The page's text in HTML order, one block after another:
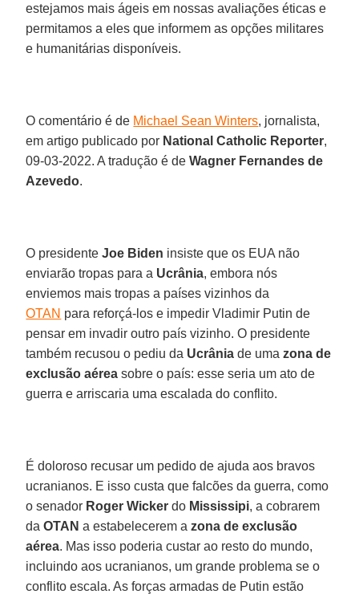
estejamos mais ágeis em nossas avaliações éticas e
permitamos a eles que informem as opções militares
e humanitárias disponíveis.
O comentário é de Michael Sean Winters, jornalista,
em artigo publicado por National Catholic Reporter,
09-03-2022. A tradução é deWagner Fernandes de
Azevedo.
O presidenteJoe Biden insiste que os EUA não
enviarão tropas para a Ucrânia, embora nós
enviemos mais tropas a países vizinhos da
OTAN para reforçá-los e impedir Vladimir Putin de
pensar em invadir outro país vizinho. O presidente
também recusou o pediu da Ucrânia de umazona de
exclusão aérea sobre o país: esse seria um ato de
guerra e arriscaria uma escalada do conflito.
É doloroso recusar um pedido de ajuda aos bravos
ucranianos. E isso custa que falcões da guerra, como
o senador Roger Wicker do Mississipi, a cobrarem
daOTAN a estabelecerem azona de exclusão
aérea. Mas isso poderia custar ao resto do mundo,
incluindo aos ucranianos, um grande problema se o
conflito escala. As forças armadas de Putin estão